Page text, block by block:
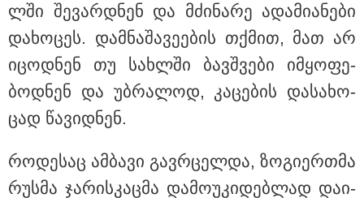
თბილისი - რომი 712.70 ლარიდან
მნიშვნელოვანი ინფორმაცია
ლში შე­ვარ­დნენ და მძი­ნა­რე ადა­მი­ა­ნე­ბი
და­ხო­ცეს. დამ­ნა­შა­ვე­ე­ბის თქმით, მათ არ
იცოდ­ნენ თუ სახ­ლში ბავ­შვე­ბი იმ­ყო­ფე­
ბოდ­ნენ და უბ­რა­ლოდ, კა­ცე­ბის და­სა­ხო­
ცად წა­ვიდ­ნენ.
რო­დე­საც ამ­ბა­ვი გავ­რცელ­და, ზო­გი­ერ­თმა
რუს­მა ჯა­რის­კაც­მა და­მო­უ­კი­დებ­ლად და­ი­